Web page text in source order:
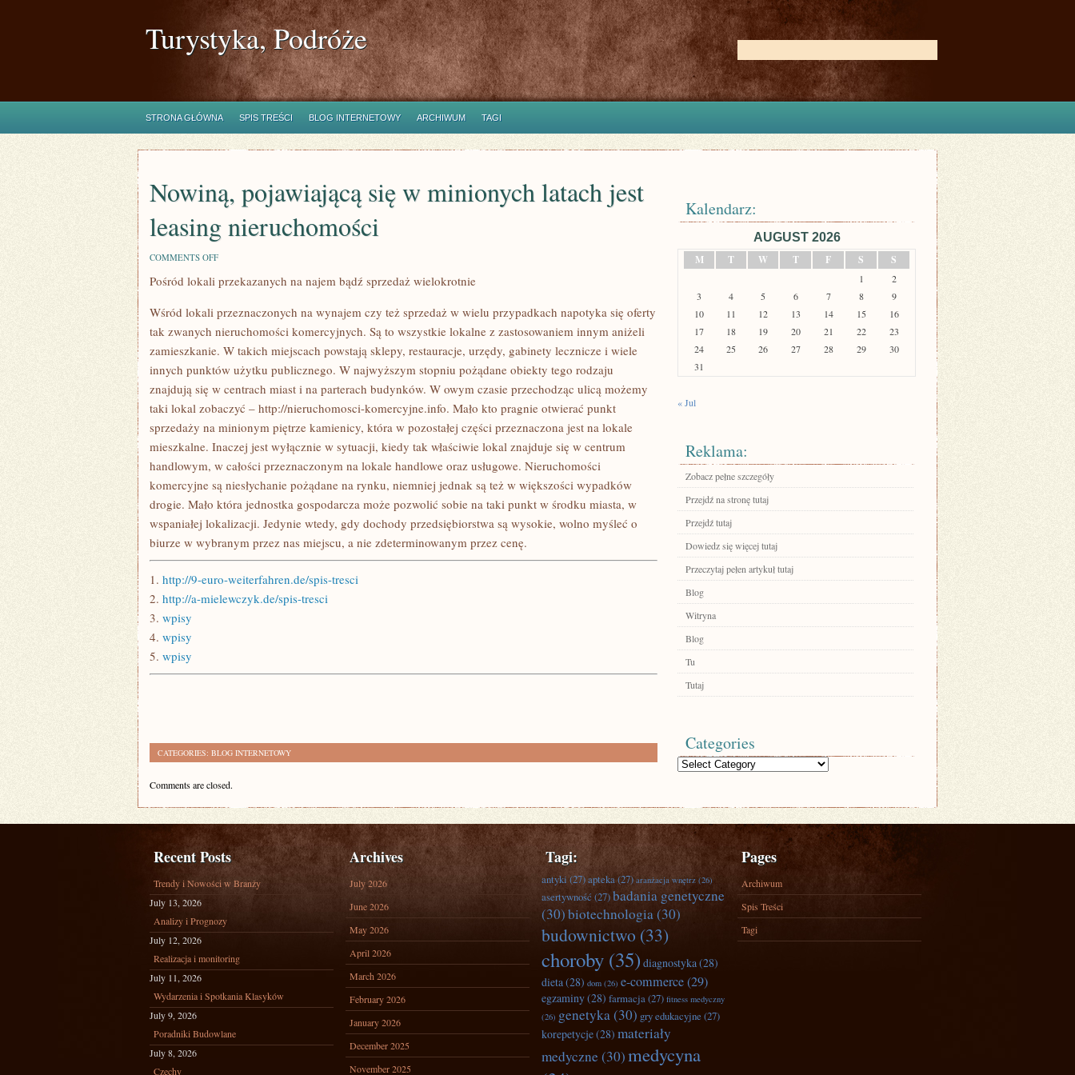
Turystyka, Podróże
STRONA GŁÓWNA SPIS TREŚCI BLOG INTERNETOWY ARCHIWUM TAGI
Nowiną, pojawiającą się w minionych latach jest
leasing nieruchomości
COMMENTS OFFON
POJAWIAJĄCĄ
MINIONYCH
LATACH
LEASING
NIERUCHOMOŚCI
Pośród lokali przekazanych na najem bądź sprzedaż wielokrotnie
Wśród lokali przeznaczonych na wynajem czy też sprzedaż w wielu przypadkach napotyka się oferty
tak zwanych nieruchomości komercyjnych. Są to wszystkie lokalne z zastosowaniem innym aniżeli
zamieszkanie. W takich miejscach powstają sklepy, restauracje, urzędy, gabinety lecznicze i wiele
innych punktów użytku publicznego. W najwyższym stopniu pożądane obiekty tego rodzaju
znajdują się w centrach miast i na parterach budynków. W owym czasie przechodząc ulicą możemy
taki lokal zobaczyć – http://nieruchomosci-komercyjne.info. Mało kto pragnie otwierać punkt
sprzedaży na minionym piętrze kamienicy, która w pozostałej części przeznaczona jest na lokale
mieszkalne. Inaczej jest wyłącznie w sytuacji, kiedy tak właściwie lokal znajduje się w centrum
handlowym, w całości przeznaczonym na lokale handlowe oraz usługowe. Nieruchomości
komercyjne są niesłychanie pożądane na rynku, niemniej jednak są też w większości wypadków
drogie. Mało która jednostka gospodarcza może pozwolić sobie na taki punkt w środku miasta, w
wspaniałej lokalizacji. Jedynie wtedy, gdy dochody przedsiębiorstwa są wysokie, wolno myśleć o
biurze w wybranym przez nas miejscu, a nie zdeterminowanym przez cenę.
1. http://9-euro-weiterfahren.de/spis-tresci
2. http://a-mielewczyk.de/spis-tresci
3. wpisy
4. wpisy
5. wpisy
CATEGORIES: BLOG INTERNETOWY
Comments are closed.
Kalendarz:
AUGUST 2026
M
T W T F S S
1
2
3
4 5 6 7 8
9
10
11 12 13 14 15
16
17
18 19 20 21 22
23
24
25 26 27 28 29
30
31
« Jul
Reklama:
Zobacz pełne szczegóły
Przejdź na stronę tutaj
Przejdź tutaj
Dowiedz się więcej tutaj
Przeczytaj pełen artykuł tutaj
Blog
Witryna
Blog
Tu
Tutaj
Categories
Categories
Recent Posts
Trendy i Nowości w Branży
July 13, 2026
Analizy i Prognozy
July 12, 2026
Realizacja i monitoring
July 11, 2026
Wydarzenia i Spotkania Klasyków
July 9, 2026
Poradniki Budowlane
July 8, 2026
Czechy
Archives
July 2026
June 2026
May 2026
April 2026
March 2026
February 2026
January 2026
December 2025
November 2025
Tagi:
antyki(27)apteka(27) aranżacja wnętrz (26)
asertywność (27)badania genetyczne
(30)biotechnologia(30)
budownictwo (33)
choroby (35) diagnostyka(28)
dieta(28) dom (26) e-commerce(29)
egzaminy(28) farmacja(27) fitness medyczny
(26) genetyka(30) gry edukacyjne (27)
korepetycje(28) materiały
medyczne (30)medycyna
Pages
Archiwum
Spis Treści
Tagi